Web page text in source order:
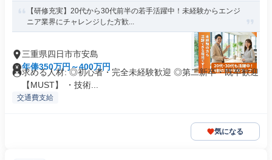
【研修充実】20代から30代前半の若手活躍中！未経験からエンジ
ニア業界にチャレンジした方歓...
三重県四日市市安島
年俸350万円～400万円
求める人材: ◎初心者・完全未経験歓迎 ◎第二新卒・既卒歓迎
【MUST】 ・技術...
交通費支給
気になる